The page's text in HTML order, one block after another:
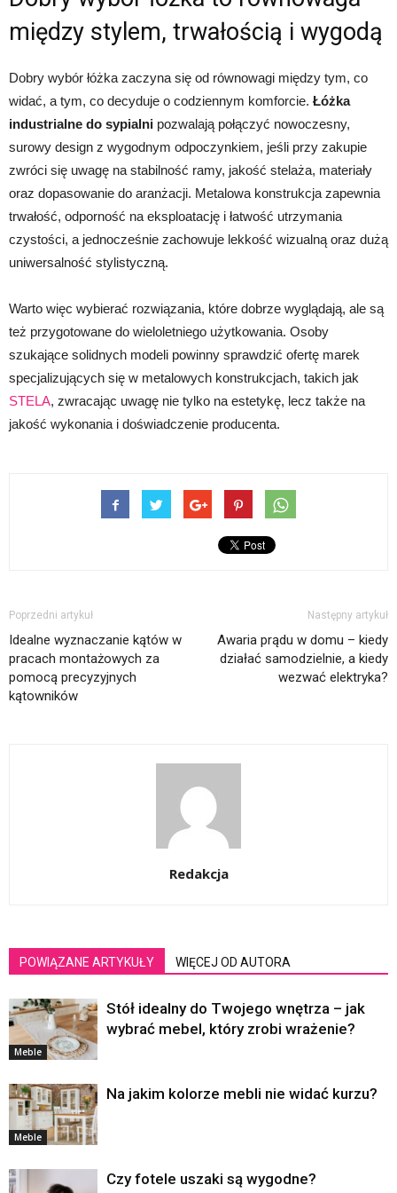
między stylem, trwałością i wygodą
Dobry wybór łóżka zaczyna się od równowagi między tym, co
widać, a tym, co decyduje o codziennym komforcie. Łóżka
industrialne do sypialni pozwalają połączyć nowoczesny,
surowy design z wygodnym odpoczynkiem, jeśli przy zakupie
zwróci się uwagę na stabilność ramy, jakość stelaża, materiały
oraz dopasowanie do aranżacji. Metalowa konstrukcja zapewnia
trwałość, odporność na eksploatację i łatwość utrzymania
czystości, a jednocześnie zachowuje lekkość wizualną oraz dużą
uniwersalność stylistyczną.
Warto więc wybierać rozwiązania, które dobrze wyglądają, ale są
też przygotowane do wieloletniego użytkowania. Osoby
szukające solidnych modeli powinny sprawdzić ofertę marek
specjalizujących się w metalowych konstrukcjach, takich jak
STELA, zwracając uwagę nie tylko na estetykę, lecz także na
jakość wykonania i doświadczenie producenta.
Poprzedni artykuł
Idealne wyznaczanie kątów w
pracach montażowych za
pomocą precyzyjnych
kątowników
Następny artykuł
Awaria prądu w domu – kiedy
działać samodzielnie, a kiedy
wezwać elektryka?
Redakcja
POWIĄZANE ARTYKUŁY WIĘCEJ OD AUTORA
Meble
Stół idealny do Twojego wnętrza – jak
wybrać mebel, który zrobi wrażenie?
Meble
Na jakim kolorze mebli nie widać kurzu?
Czy fotele uszaki są wygodne?